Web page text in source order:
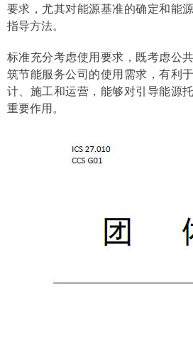
要求，尤其对能源基准的确定和能
指导方法。
标准充分考虑使用要求，既考虑公
筑节能服务公司的使用需求，有利
计、施工和运营，能够对引导能源
重要作用。